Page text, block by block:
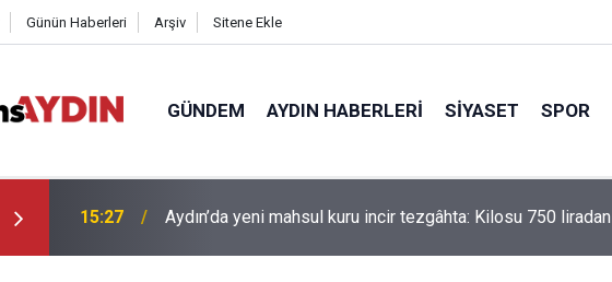
Günün Haberleri Arşiv Sitene Ekle
GÜNDEM AYDIN HABERLERI SIYASET SPOR
14:20 ADÜ’den tercih yapacak gençlere çağrı